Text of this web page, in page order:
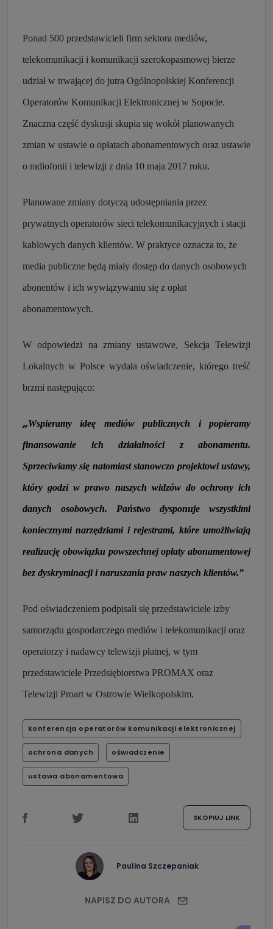
Ponad 500 przedstawicieli firm sektora mediów,
telekomunikacji i komunikacji szerokopasmowej bierze
udział w trwającej do jutra Ogólnopolskiej Konferencji
Operatorów Komunikacji Elektronicznej w Sopocie.
Znaczna część dyskusji skupia się wokół planowanych
zmian w ustawie o opłatach abonamentowych oraz ustawie
o radiofonii i telewizji z dnia 10 maja 2017 roku.
Planowane zmiany dotyczą udostępniania przez
prywatnych operatorów sieci telekomunikacyjnych i stacji
kablowych danych klientów. W praktyce oznacza to, że
media publiczne będą miały dostęp do danych osobowych
abonentów i ich wywiązywaniu się z opłat
abonamentowych.
W odpowiedzi na zmiany ustawowe, Sekcja Telewizji
Lokalnych w Polsce wydała oświadczenie, którego treść
brzmi następująco:
„Wspieramy ideę mediów publicznych i popieramy
finansowanie ich działalności z abonamentu.
Sprzeciwiamy się natomiast stanowczo projektowi ustawy,
który godzi w prawo naszych widzów do ochrony ich
danych osobowych. Państwo dysponuje wszystkimi
koniecznymi narzędziami i rejestrami, które umożliwiają
realizację obowiązku powszechnej opłaty abonamentowej
bez dyskryminacji i naruszania praw naszych klientów.”
Pod oświadczeniem podpisali się przedstawiciele izby
samorządu gospodarczego mediów i telekomunikacji oraz
operatorzy i nadawcy telewizji płatnej, w tym
przedstawiciele Przedsiębiorstwa PROMAX oraz
Telewizji Proart w Ostrowie Wielkopolskim.
konferencja operatorów komunikacji elektronicznej
ochrona danych oświadczenie
ustawa abonamentowa
SKOPIUJ LINK
Paulina Szczepaniak
NAPISZ DO AUTORA